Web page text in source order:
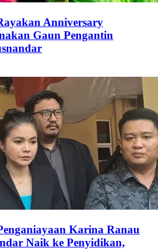
Anniversary
Gaun Pengantin
Karina Ranau
Naik ke Penyidikan,